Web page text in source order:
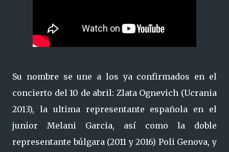
Su nombre se une a los ya confirmados en el
concierto del 10 de abril: Zlata Ognevich (Ucrania
2013), la ultima representante española en el
junior Melani Garcia, así como la doble
representante búlgara (2011 y 2016) Poli Genova, y